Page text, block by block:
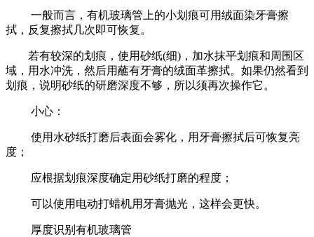
一般而言，有机玻璃管上的小划痕可用绒面染牙膏擦
拭，反复擦拭几次即可恢复。
若有较深的划痕，使用砂纸(细)，加水抹平划痕和周围区
域，用水冲洗，然后用蘸有牙膏的绒面革擦拭。如果仍然看到
划痕，说明砂纸的研磨深度不够，所以须再次操作它。
小心：
使用水砂纸打磨后表面会雾化，用牙膏擦拭后可恢复亮
度；
应根据划痕深度确定用砂纸打磨的程度；
可以使用电动打蜡机用牙膏抛光，这样会更快。
厚度识别有机玻璃管